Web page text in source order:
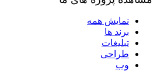
نمایش همه
برند ها
تبلیغات
طراحی
وب